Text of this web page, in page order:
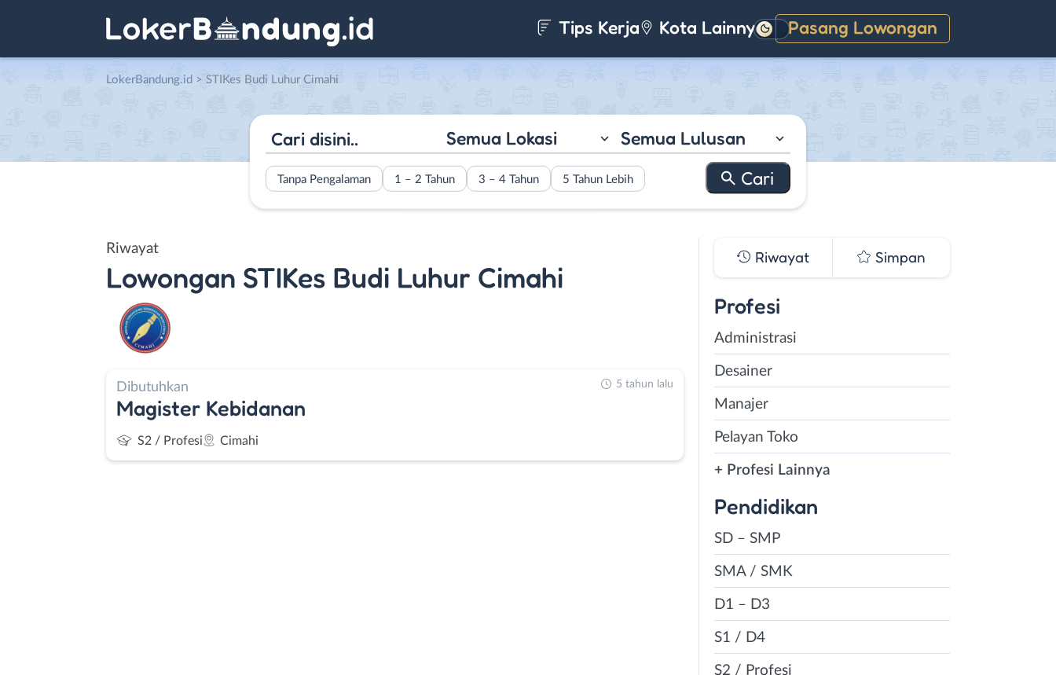
Tips Kerja Kota Lainnya Pasang Lowongan
Gelap
LokerBandung.id > STIKes Budi Luhur Cimahi
Semua Lokasi Semua Lulusan
Tanpa Pengalaman 1 – 2 Tahun 3 – 4 Tahun 5 Tahun Lebih
Riwayat
Lowongan STIKes Budi Luhur Cimahi
Dibutuhkan
Magister Kebidanan
S2 / Profesi Cimahi
5 tahun lalu
Riwayat Simpan
Profesi
Administrasi
Desainer
Manajer
Pelayan Toko
+ Profesi Lainnya
Pendidikan
SD – SMP
SMA / SMK
D1 – D3
S1 / D4
S2 / Profesi